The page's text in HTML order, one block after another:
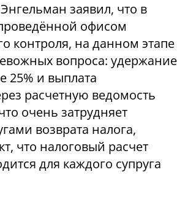
заявил, что в
офисом
контроля, на данном этапе
вопроса: удержание
25% и выплата
расчетную ведомость
очень затрудняет
возврата налога,
что налоговый расчет
для каждого супруга